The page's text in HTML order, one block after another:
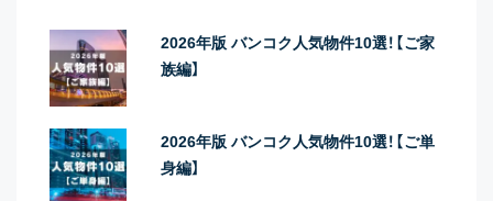
2026年版 バンコク人気物件10選！【ご家
族編】
2026年版 バンコク人気物件10選！【ご単
身編】